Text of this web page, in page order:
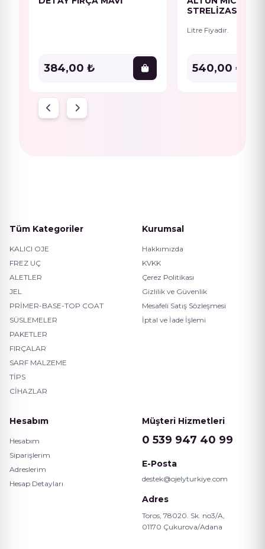
384,00 ₺
STRELİZASYON
Litre Fiyadır.
540,00 ₺
Tüm Kategoriler
KALICI OJE
FREZ UÇ
ALETLER
JEL
PRİMER-BASE-TOP COAT
SÜSLEMELER
PAKETLER
FIRÇALAR
SARF MALZEME
TİPS
CİHAZLAR
Kurumsal
Hakkımızda
KVKK
Çerez Politikası
Gizlilik ve Güvenlik
Mesafeli Satış Sözleşmesi
İptal ve İade İşlemi
Hesabım
Hesabım
Siparişlerim
Adreslerim
Hesap Detayları
Müşteri Hizmetleri
0 539 947 40 99
E-Posta
destek@ojelyturkiye.com
Adres
Toros, 78020. Sk. no3/A,
01170 Çukurova/Adana